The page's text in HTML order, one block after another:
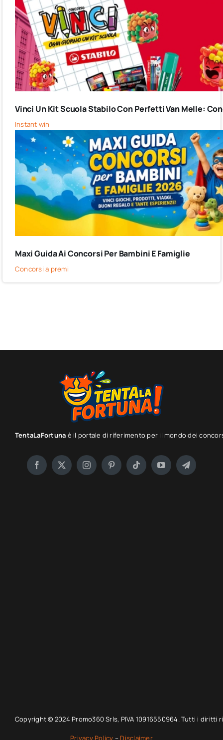
Vinci Un Kit Scuola Stabilo Con Perfetti Van Melle:
Instant win
Maxi Guida Ai Concorsi Per Bambini E Famiglie
Concorsi a premi
TentaLaFortuna è il portale di riferimento per il mondo dei
Copyright © 2024 Promo360 Srls, PIVA 10916550964. Tutti i diritti
Privacy Policy – Disclaimer